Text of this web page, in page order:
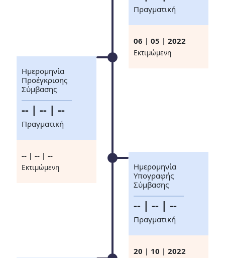
Πραγματική
06 | 05 | 2022
Eκτιμώμενη
Ημερομηνία
Προέγκρισης
Σύμβασης
-- | -- | --
Πραγματική
-- | -- | --
Eκτιμώμενη
Ημερομηνία
Υπογραφής
Σύμβασης
-- | -- | --
Πραγματική
20 | 10 | 2022